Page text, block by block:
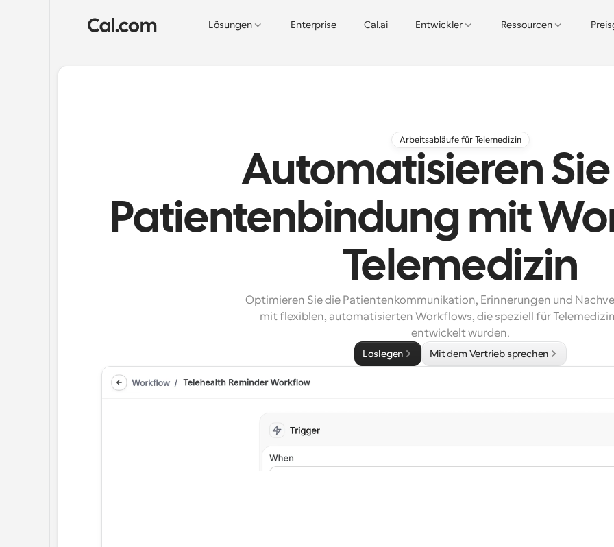
Lösungen Enterprise Cal.ai Entwickler Ressourcen
Arbeitsabläufe für Telemedizin
Automatisieren
Patientenbindung mit
Telemedizin
Optimieren Sie die Patientenkommunikation, Erinnerungen und
mit flexiblen, automatisierten Workflows, die speziell für
entwickelt wurden.
Loslegen Mit dem Vertrieb sprechen